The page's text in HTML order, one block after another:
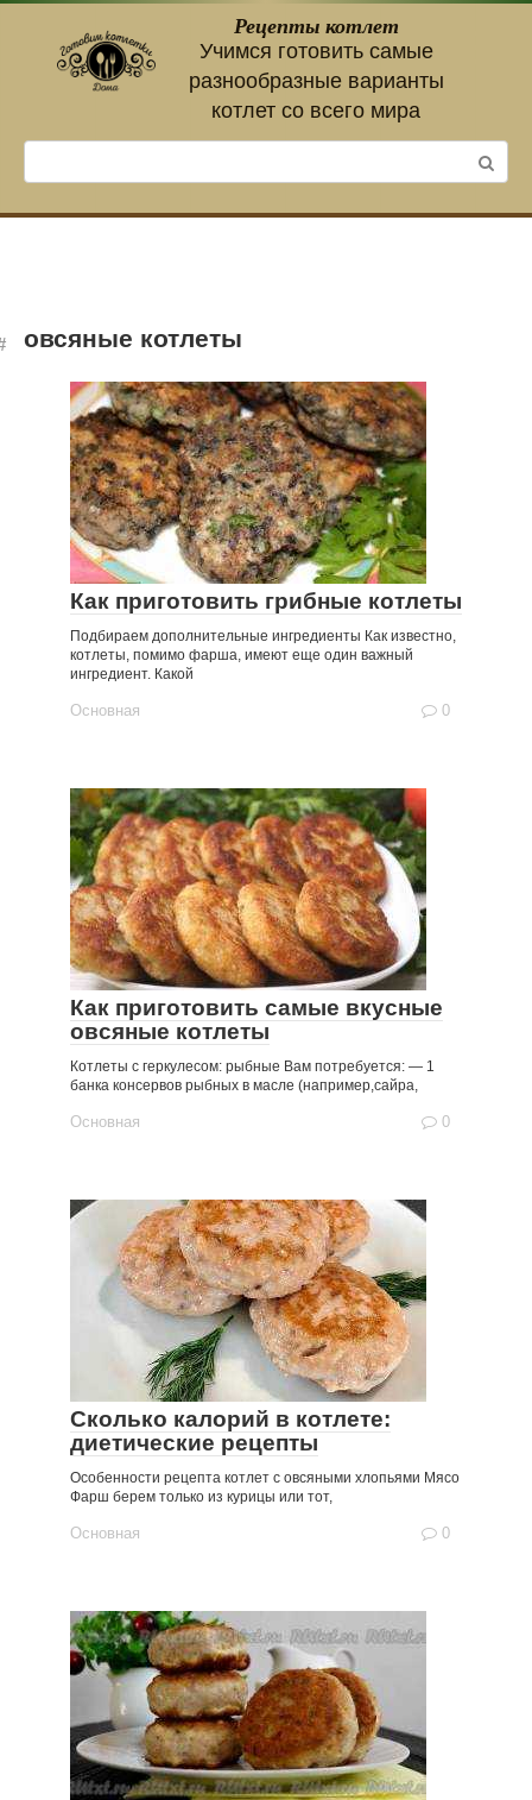
контенту
Рецепты котлет
Учимся готовить самые
разнообразные варианты
котлет со всего мира
овсяные котлеты
Как приготовить грибные котлеты
Подбираем дополнительные ингредиенты Как известно,
котлеты, помимо фарша, имеют еще один важный
ингредиент. Какой
Основная 0
Как приготовить самые вкусные
овсяные котлеты
Котлеты с геркулесом: рыбные Вам потребуется: — 1
банка консервов рыбных в масле (например,сайра,
Основная 0
Сколько калорий в котлете:
диетические рецепты
Особенности рецепта котлет с овсяными хлопьями Мясо
Фарш берем только из курицы или тот,
Основная 0